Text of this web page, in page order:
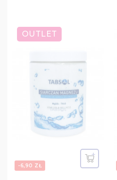
-6,90 ZŁ
OUTLET